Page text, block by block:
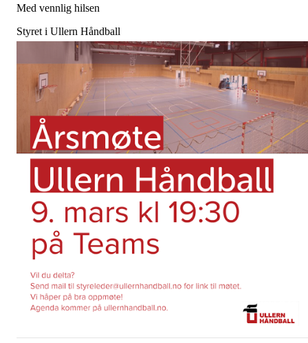
Med vennlig hilsen
Styret i Ullern Håndball